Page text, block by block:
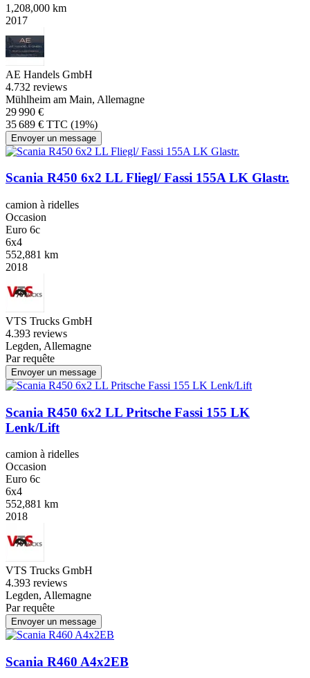
1,208,000 km
2017
AE Handels GmbH
4.732 reviews
Mühlheim am Main, Allemagne
29 990 €
35 689 € TTC (19%)
Envoyer un message
Scania R450 6x2 LL Fliegl/ Fassi 155A LK Glastr.
camion à ridelles
Occasion
Euro 6c
6x4
552,881 km
2018
VTS Trucks GmbH
4.393 reviews
Legden, Allemagne
Par requête
Envoyer un message
Scania R450 6x2 LL Pritsche Fassi 155 LK
Lenk/Lift
camion à ridelles
Occasion
Euro 6c
6x4
552,881 km
2018
VTS Trucks GmbH
4.393 reviews
Legden, Allemagne
Par requête
Envoyer un message
Scania R460 A4x2EB